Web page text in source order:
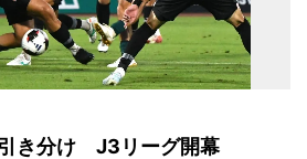
き分け J3リーグ開幕